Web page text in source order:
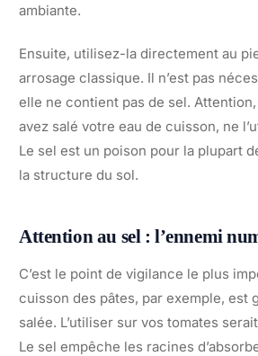
ambiante.
Ensuite, utilisez-la directement au
arrosage classique. Il n’est pas
elle ne contient pas de sel.
avez salé votre eau de cuisson, ne
Le sel est un poison pour la plupart
la structure du sol.
Attention au sel : l’ennemi
C’est le point de vigilance le plus
cuisson des pâtes, par exemple, est
salée. L’utiliser sur vos tomates
Le sel empêche les racines